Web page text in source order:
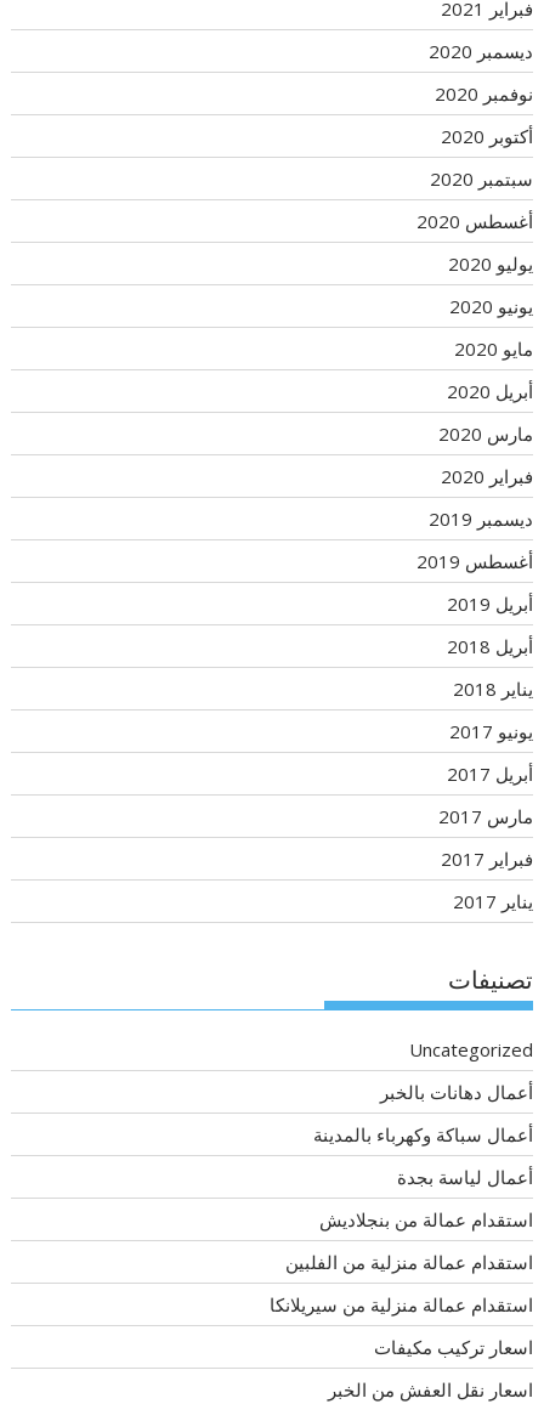
فبراير 2021
ديسمبر 2020
نوفمبر 2020
أكتوبر 2020
سبتمبر 2020
أغسطس 2020
يوليو 2020
يونيو 2020
مايو 2020
أبريل 2020
مارس 2020
فبراير 2020
ديسمبر 2019
أغسطس 2019
أبريل 2019
أبريل 2018
يناير 2018
يونيو 2017
أبريل 2017
مارس 2017
فبراير 2017
يناير 2017
تصنيفات
Uncategorized
أعمال دهانات بالخبر
أعمال سباكة وكهرباء بالمدينة
أعمال لياسة بجدة
استقدام عمالة من بنجلاديش
استقدام عمالة منزلية من الفلبين
استقدام عمالة منزلية من سيريلانكا
اسعار تركيب مكيفات
اسعار نقل العفش من الخبر